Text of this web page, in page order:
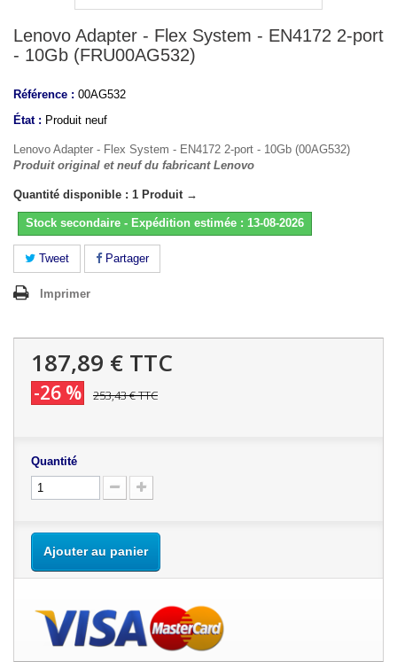
Lenovo Adapter - Flex System - EN4172 2-port
- 10Gb (FRU00AG532)
Référence : 00AG532
État : Produit neuf
Lenovo Adapter - Flex System - EN4172 2-port - 10Gb (00AG532)
Produit original et neuf du fabricant Lenovo
Quantité disponible : 1 Produit →
Stock secondaire - Expédition estimée : 13-08-2026
Tweet Partager
Imprimer
187,89 € TTC
-26 % 253,43 €TTC
Quantité
Ajouter au panier